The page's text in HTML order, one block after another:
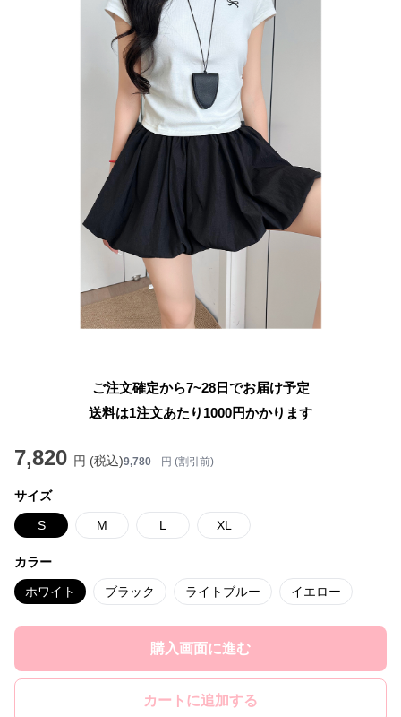
ご注文確定から7~28日でお届け予定
送料は1注文あたり 1000円かかります
7,820 円 (税込)9,780 円 (割引前)
サイズ
S M L XL
カラー
ホワイト ブラック ライトブルー イエロー
購入画面に進む
カートに追加する